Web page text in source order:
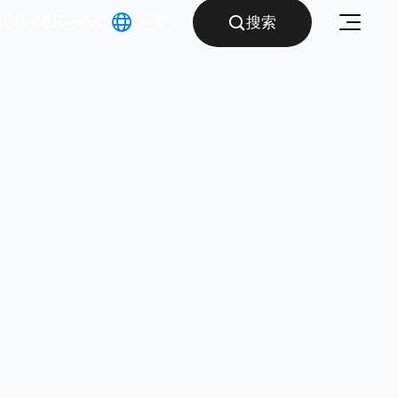
668-8633  搜索